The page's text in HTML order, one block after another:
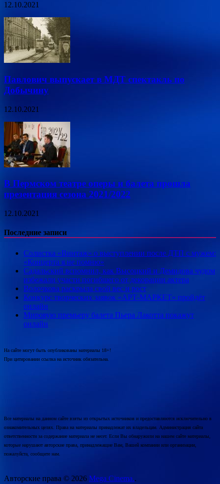
12.10.2021
Павлович выпускает в МДТ спектакль по
Добычину
12.10.2021
В Пермском театре оперы и балета прошла
презентация сезона 2021/2022
12.10.2021
Последние записи
Солистка «Винтаж» о выступлении после ДТП с мужем:
«Концерта я не помню»
Садальский вспомнил, как Высоцкий и Демидова чудом
избежали участи погибшего от декорации актера
Волочкова раскрыла свой вес и рост
Конкурс творческих заявок «АРТ-МАРКЕТ» пройдёт
онлайн
Мировую премьеру балета Пьера Лакотта покажут
онлайн
На сайте могут быть опубликованы материалы 18+!
При цитировании ссылка на источник обязательна.
Все материалы на данном сайте взяты из открытых источников и предоставляются исключительно в
ознакомительных целях. Права на материалы принадлежат их владельцам. Администрация сайта
ответственности за содержание материала не несет. Если Вы обнаружили на нашем сайте материалы,
которые нарушают авторские права, принадлежащие Вам, Вашей компании или организации,
пожалуйста, сообщите нам.
Авторские права © 2026 Mega Cinema..